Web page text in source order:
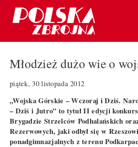
Młodzież dużo wie o
piątek, 30 listopada 2012
„Wojska Górskie – Wczoraj i Dziś.
– Dziś i Jutro” to tytuł II edycji
Brygadzie Strzelców Podhalańskich
Rezerwowych, jaki odbył się w
ponadgimnazjalnych z terenu